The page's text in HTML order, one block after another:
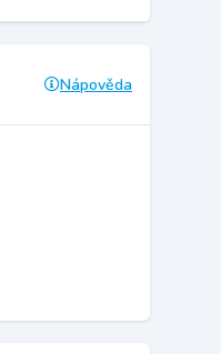
Nápověda